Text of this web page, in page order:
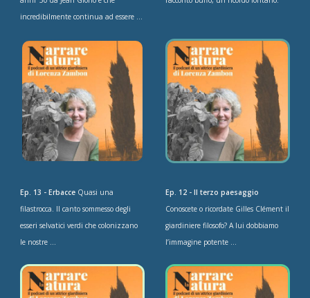
incredibilmente continua ad essere ...
Ep. 13 - Erbacce Quasi una
filastrocca. Il canto sommesso degli
esseri selvatici verdi che colonizzano
le nostre ...
Ep. 12 - Il terzo paesaggio
Conoscete o ricordate Gilles Clément il
giardiniere filosofo? A lui dobbiamo
l’immagine potente ...